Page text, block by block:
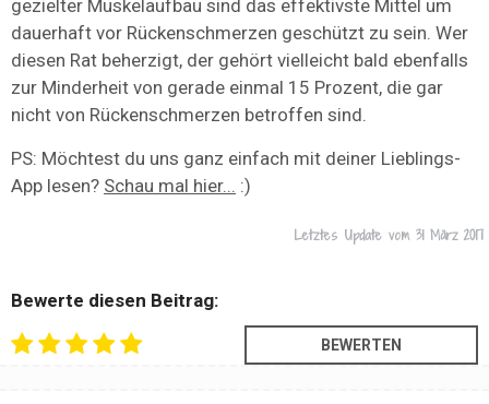
gezielter Muskelaufbau sind das effektivste Mittel um
dauerhaft vor Rückenschmerzen geschützt zu sein. Wer
diesen Rat beherzigt, der gehört vielleicht bald ebenfalls
zur Minderheit von gerade einmal 15 Prozent, die gar
nicht von Rückenschmerzen betroffen sind.
PS: Möchtest du uns ganz einfach mit deiner Lieblings-
App lesen? Schau mal hier... :)
Letztes Update vom 31 März 2017
Bewerte diesen Beitrag: